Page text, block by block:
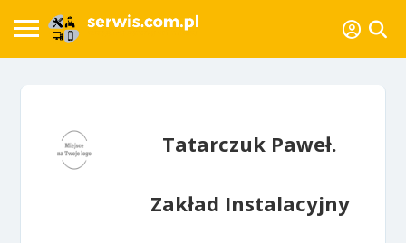
Tatarczuk Paweł.
Zakład Instalacyjny